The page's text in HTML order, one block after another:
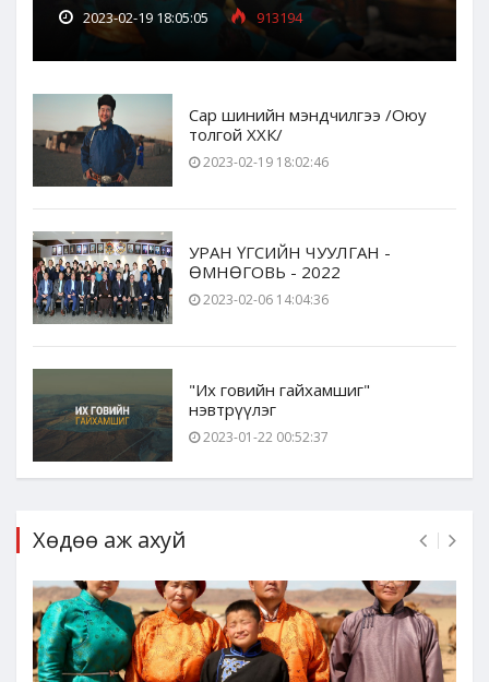
2023-02-19 18:05:05 913194
Сар шинийн мэндчилгээ /Оюу
толгой ХХК/
2023-02-19 18:02:46
УРАН ҮГСИЙН ЧУУЛГАН -
ӨМНӨГОВЬ - 2022
2023-02-06 14:04:36
"Их говийн гайхамшиг"
нэвтрүүлэг
2023-01-22 00:52:37
Хөдөө аж ахуй